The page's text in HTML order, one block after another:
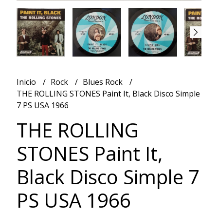
Inicio Rock
Blues Rock
THE ROLLING STONES Paint It, Black Disco Simple
7 PS USA 1966
THE ROLLING
STONES Paint It,
Black Disco Simple 7
PS USA 1966